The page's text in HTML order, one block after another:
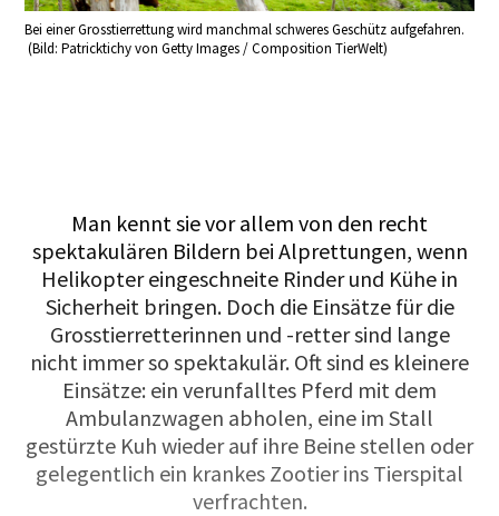
Bei einer Grosstierrettung wird manchmal schweres Geschütz aufgefahren.
(Bild: Patricktichy von Getty Images / Composition TierWelt)
Man kennt sie vor allem von den recht
spektakulären Bildern bei Alprettungen, wenn
Helikopter eingeschneite Rinder und Kühe in
Sicherheit bringen. Doch die Einsätze für die
Grosstierretterinnen und -retter sind lange
nicht immer so spektakulär. Oft sind es kleinere
Einsätze: ein verunfalltes Pferd mit dem
Ambulanzwagen abholen, eine im Stall
gestürzte Kuh wieder auf ihre Beine stellen oder
gelegentlich ein krankes Zootier ins Tierspital
verfrachten.